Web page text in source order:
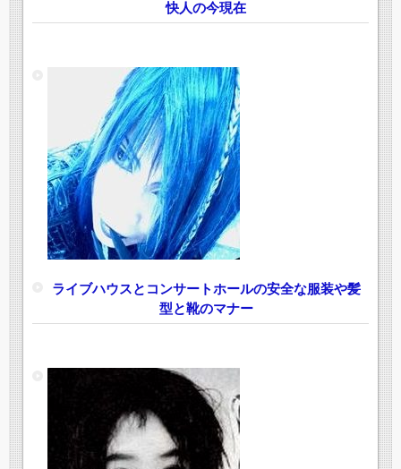
快人の今現在
ライブハウスとコンサートホールの安全な服装や髪
型と靴のマナー